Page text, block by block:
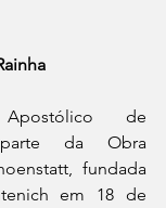
de
da Obra
fundada
em 18 de